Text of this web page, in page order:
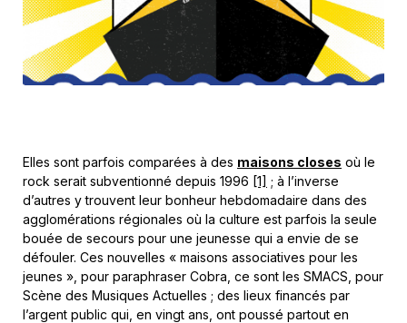
Elles sont parfois comparées à des maisons closes où le
rock serait subventionné depuis 1996 [1] ; à l’inverse
d’autres y trouvent leur bonheur hebdomadaire dans des
agglomérations régionales où la culture est parfois la seule
bouée de secours pour une jeunesse qui a envie de se
défouler. Ces nouvelles « maisons associatives pour les
jeunes », pour paraphraser Cobra, ce sont les SMACS, pour
Scène des Musiques Actuelles ; des lieux financés par
l’argent public qui, en vingt ans, ont poussé partout en